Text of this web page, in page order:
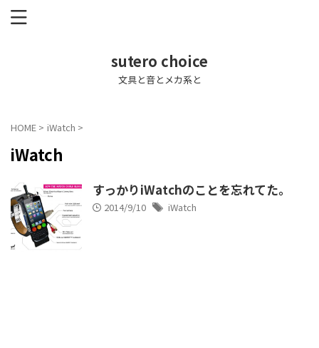
sutero choice
文具と音とメカ系と
HOME > iWatch >
iWatch
すっかりiWatchのことを忘れてた。
2014/9/10 iWatch